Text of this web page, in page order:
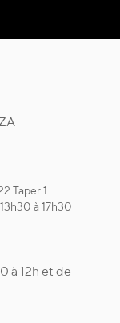
Taper 1
à 17h30
à 12h et de